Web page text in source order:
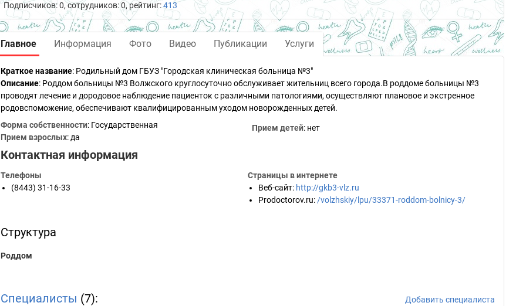
Подписчиков: 0, сотрудников: 0, рейтинг:413
Главное Информация Фото Видео Публикации Услуги
Краткое название: Родильный дом ГБУЗ "Городская клиническая больница №3"
Описание: Роддом больницы №3 Волжского круглосуточно обслуживает жительниц всего города.В роддоме больницы №3
проводят лечение и дородовое наблюдение пациенток с различными патологиями, осуществляют плановое и экстренное
родовспоможение, обеспечивают квалифицированным уходом новорожденных детей.
Форма собственности: Государственная
Прием взрослых: да
Прием детей: нет
Контактная информация
Телефоны
(8443) 31-16-33
Страницы в интернете
Веб-сайт: http://gkb3-vlz.ru
Prodoctorov.ru: /volzhskiy/lpu/33371-roddom-bolnicy-3/
Структура
Роддом
Специалисты (7): Добавить специалиста